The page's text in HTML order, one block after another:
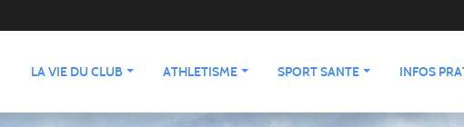
LA VIE DU CLUB ATHLETISME SPORT SANTE INFOS